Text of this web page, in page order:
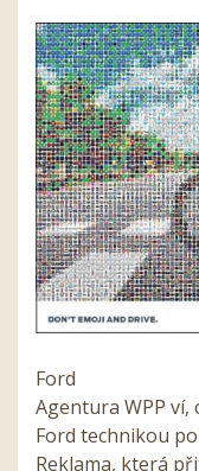
Ford
Agentura WPP ví,
Ford technikou
Reklama, která